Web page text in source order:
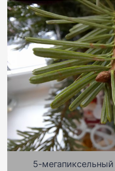
5-